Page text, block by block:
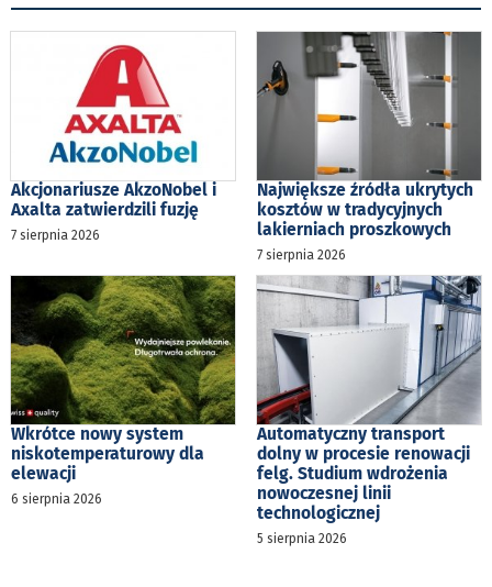
Akcjonariusze AkzoNobel i
Axalta zatwierdzili fuzję
7 sierpnia 2026
Największe źródła ukrytych
kosztów w tradycyjnych
lakierniach proszkowych
7 sierpnia 2026
Wkrótce nowy system
niskotemperaturowy dla
elewacji
6 sierpnia 2026
Automatyczny transport
dolny w procesie renowacji
felg. Studium wdrożenia
nowoczesnej linii
technologicznej
5 sierpnia 2026